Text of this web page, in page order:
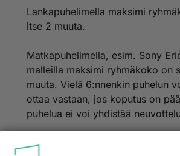
Lankapuhelimella maksimi
itse 2 muuta.
Matkapuhelimella, esim. Sony
malleilla maksimi ryhmäkoko on
muuta. Vielä 6:nnenkin puhelun
ottaa vastaan, jos koputus on
puhelua ei voi yhdistää
Toki, jos operaattori rajoittaa